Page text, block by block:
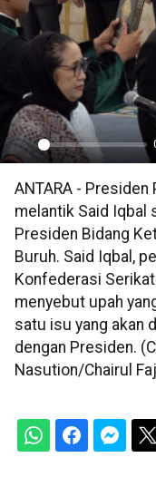
Play
ANTARA -
melantik Said Iqbal
Presiden Bidang
Buruh. Said Iqbal,
Konfederasi
menyebut upah
satu isu yang akan
dengan Presiden.
Nasution/Chairul